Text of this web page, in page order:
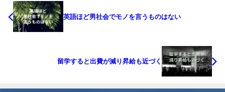
英語ほど男社会でモノを言うものはない
留学すると出費が減り昇給も近づく